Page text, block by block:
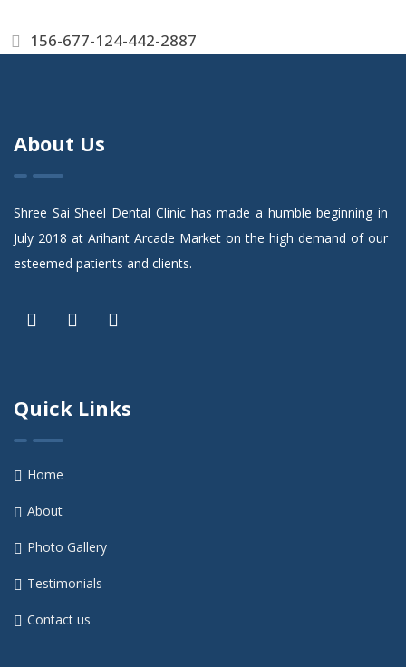
156-677-124-442-2887
About Us
Shree Sai Sheel Dental Clinic has made a humble beginning in
July 2018 at Arihant Arcade Market on the high demand of our
esteemed patients and clients.
Quick Links
Home
About
Photo Gallery
Testimonials
Contact us